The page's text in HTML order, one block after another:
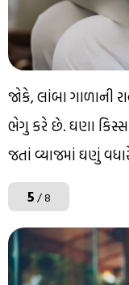
જોકે, લાંબા
ભેગુ કરે છે. ઘણા
જતાં વ્યાજમાં ઘણું
5/ 8